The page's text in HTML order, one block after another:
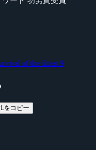
of the fittest 9
をコピー